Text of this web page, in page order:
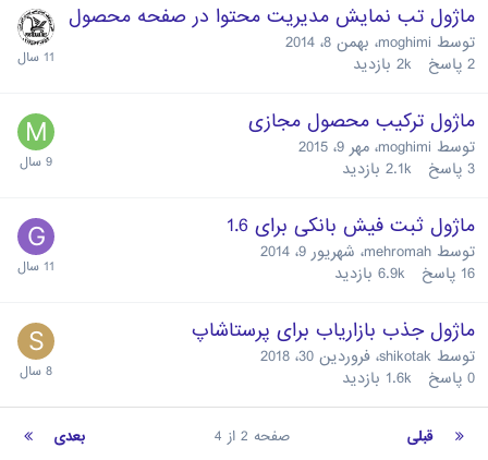
ماژول تب نمایش مدیریت محتوا در صفحه محصول
توسط moghimi، بهمن 8، 2014
2 پاسخ 2k بازدید
ماژول ترکیب محصول مجازی
توسط moghimi، مهر 9، 2015
3 پاسخ 2.1k بازدید
ماژول ثبت فیش بانکی برای 1.6
توسط mehromah، شهریور 9، 2014
16 پاسخ 6.9k بازدید
ماژول جذب بازاریاب برای پرستاشاپ
توسط shikotak، فروردین 30، 2018
0 پاسخ 1.6k بازدید
قبلی بعدی صفحه 2 از 4